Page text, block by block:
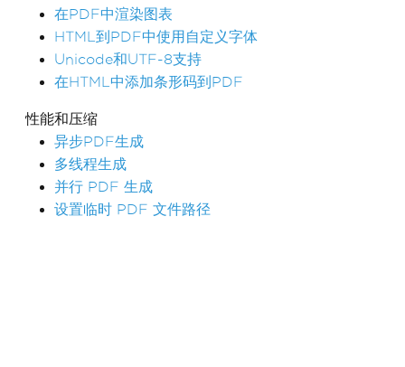
在PDF中渲染图表
HTML到PDF中使用自定义字体
Unicode和UTF-8支持
在HTML中添加条形码到PDF
性能和压缩
异步PDF生成
多线程生成
并行 PDF 生成
设置临时 PDF 文件路径